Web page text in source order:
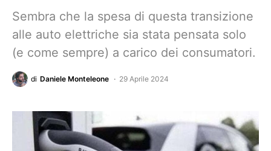
Sembra che la spesa di questa transizione
alle auto elettriche sia stata pensata solo
(e come sempre) a carico dei consumatori.
di Daniele Monteleone 29 Aprile 2024